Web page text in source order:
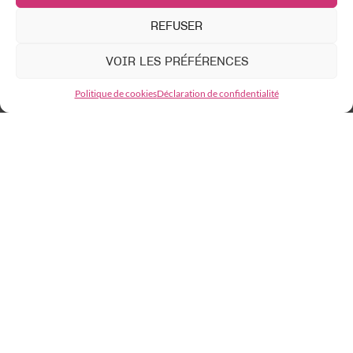
REFUSER
VOIR LES PRÉFÉRENCES
Politique de cookiesDéclaration de confidentialité
Sandwich Club
LES 15-25 ANS
Noir Cinéma Club